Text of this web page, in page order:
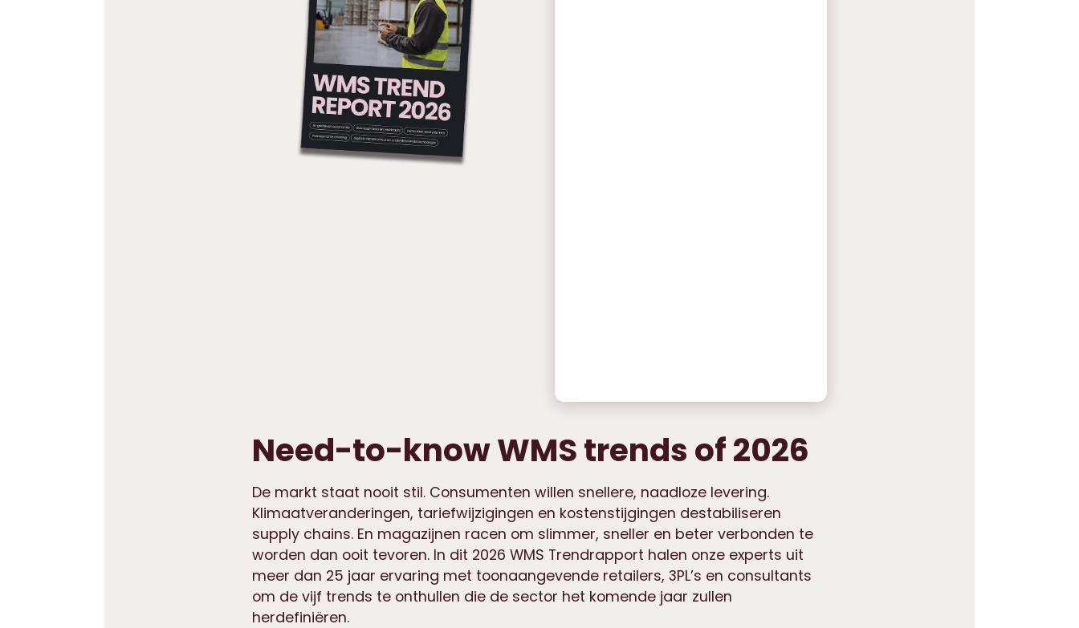
Need-to-know WMS trends of 2026
De markt staat nooit stil. Consumenten willen snellere, naadloze levering.
Klimaatveranderingen, tariefwijzigingen en kostenstijgingen destabiliseren
supply chains. En magazijnen racen om slimmer, sneller en beter verbonden te
worden dan ooit tevoren. In dit 2026 WMS Trendrapport halen onze experts uit
meer dan 25 jaar ervaring met toonaangevende retailers, 3PL’s en consultants
om de vijf trends te onthullen die de sector het komende jaar zullen
herdefiniëren.